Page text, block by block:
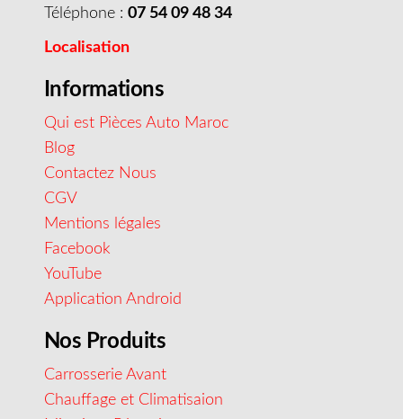
Téléphone : 07 54 09 48 34
Localisation
Informations
Qui est Pièces Auto Maroc
Blog
Contactez Nous
CGV
Mentions légales
Facebook
YouTube
Application Android
Nos Produits
Carrosserie Avant
Chauffage et Climatisaion